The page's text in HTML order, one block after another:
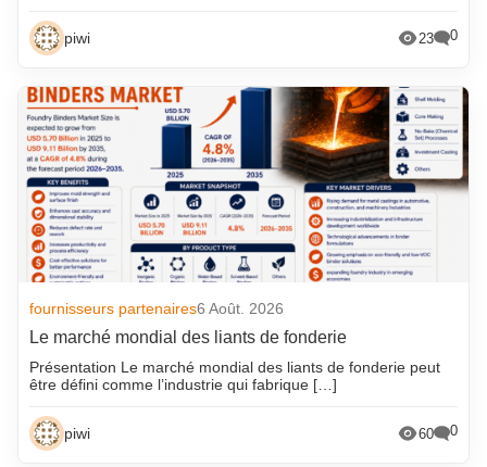
piwi 23 0
fournisseurs partenaires6 Août. 2026
Le marché mondial des liants de fonderie
Présentation Le marché mondial des liants de fonderie peut
être défini comme l’industrie qui fabrique […]
piwi 60 0